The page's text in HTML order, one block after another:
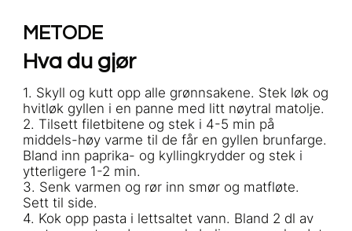
METODE
Hva du gjør
1. Skyll og kutt opp alle grønnsakene. Stek løk og
hvitløk gyllen i en panne med litt nøytral matolje.
2. Tilsett filetbitene og stek i 4-5 min på
middels-høy varme til de får en gyllen brunfarge.
Bland inn paprika- og kyllingkrydder og stek i
ytterligere 1-2 min.
3. Senk varmen og rør inn smør og matfløte.
Sett til side.
4. Kok opp pasta i lettsaltet vann. Bland 2 dl av